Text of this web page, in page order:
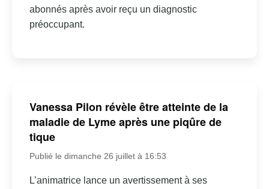
abonnés après avoir reçu un diagnostic
préoccupant.
Vanessa Pilon révèle être atteinte de la
maladie de Lyme après une piqûre de
tique
Publié le dimanche 26 juillet à 16:53
L’animatrice lance un avertissement à ses